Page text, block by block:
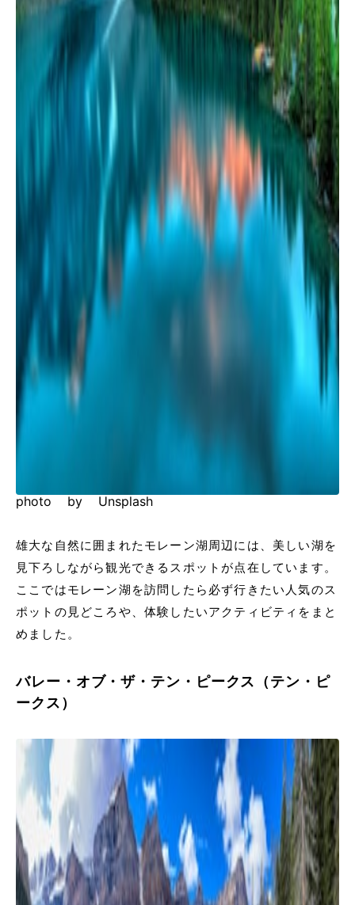
photo by Unsplash
雄大な自然に囲まれたモレーン湖周辺には、美しい湖を
見下ろしながら観光できるスポットが点在しています。
ここではモレーン湖を訪問したら必ず行きたい人気のス
ポットの見どころや、体験したいアクティビティをまと
めました。
バレー・オブ・ザ・テン・ピークス（テン・ピ
ークス）